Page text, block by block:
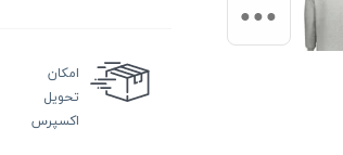
امکان
تحویل
اکسپرس